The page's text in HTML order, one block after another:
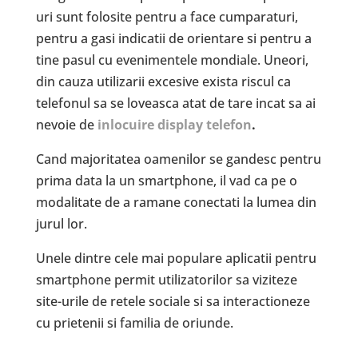
uri sunt folosite pentru a face cumparaturi,
pentru a gasi indicatii de orientare si pentru a
tine pasul cu evenimentele mondiale. Uneori,
din cauza utilizarii excesive exista riscul ca
telefonul sa se loveasca atat de tare incat sa ai
nevoie de inlocuire display telefon.
Cand majoritatea oamenilor se gandesc pentru
prima data la un smartphone, il vad ca pe o
modalitate de a ramane conectati la lumea din
jurul lor.
Unele dintre cele mai populare aplicatii pentru
smartphone permit utilizatorilor sa viziteze
site-urile de retele sociale si sa interactioneze
cu prietenii si familia de oriunde.